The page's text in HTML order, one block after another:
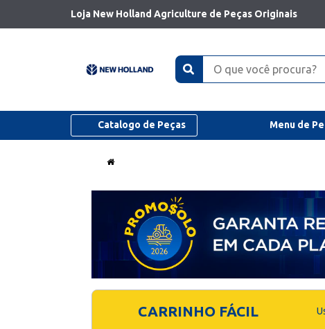
Loja New Holland Agriculture de Peças Originais
Catalogo de Peças Menu de
CARRINHO FÁCIL